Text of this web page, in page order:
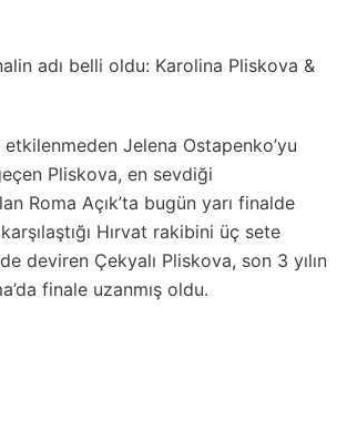
adı belli oldu: Karolina Pliskova &
Jelena Ostapenko’yu
Pliskova, en sevdiği
Roma Açık’ta bugün yarı finalde
Hırvat rakibini üç sete
deviren Çekyalı Pliskova, son 3 yılın
finale uzanmış oldu.